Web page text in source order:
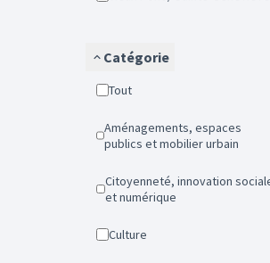
Catégorie
Tout
Aménagements, espaces
publics et mobilier urbain
Citoyenneté, innovation sociale
et numérique
Culture